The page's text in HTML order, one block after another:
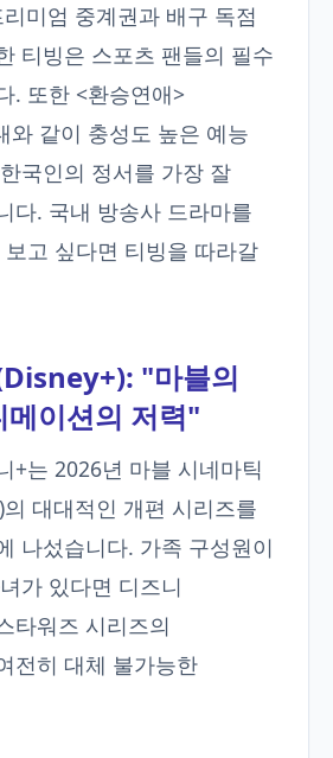
미엄 중계권과 배구 독점
티빙은 스포츠 팬들의 필수
. 또한 <환승연애>
와 같이 충성도 높은 예능
국인의 정서를 가장 잘
다. 국내 방송사 드라마를
고 싶다면 티빙을 따라갈
"마블의
메이션의 저력"
+는 2026년 마블 시네마틱
대대적인 개편 시리즈를
나섰습니다. 가족 구성원이
가 있다면 디즈니
타워즈 시리즈의
전히 대체 불가능한